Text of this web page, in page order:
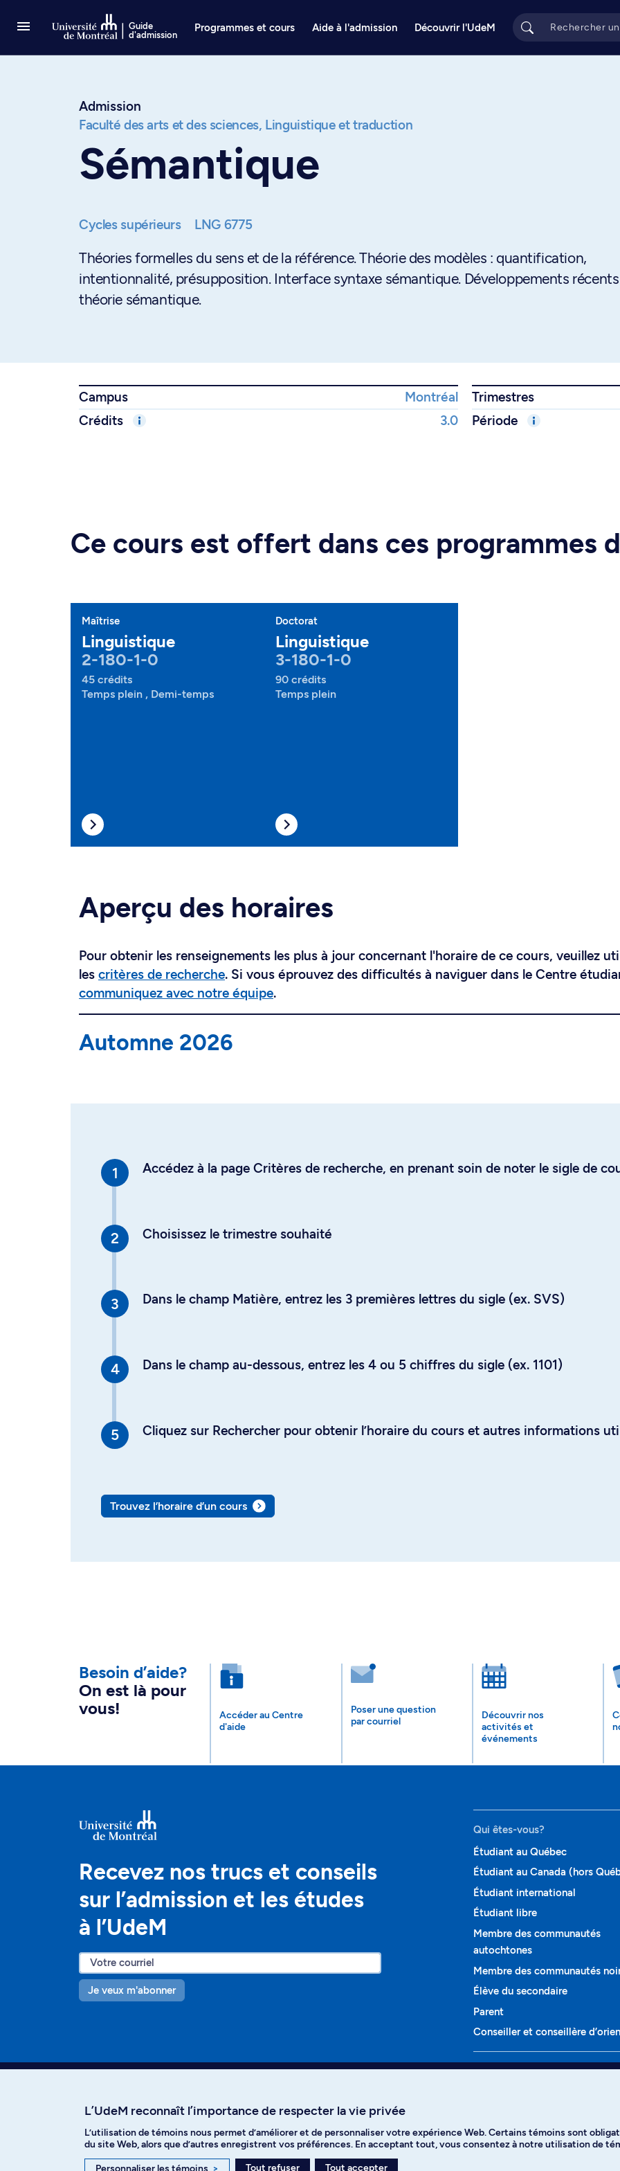
Guide
d'admission
Programmes et cours Aide à l'admission Découvrir l'UdeM
Admission
Faculté des arts et des sciences, Linguistique et traduction
Sémantique
Cycles supérieurs LNG 6775
Théories formelles du sens et de la référence. Théorie des modèles : quantification,
intentionnalité, présupposition. Interface syntaxe sémantique. Développements
théorie sémantique.
Campus Montréal
Trimestres
Crédits
3.0 Période
Ce cours est offert dans ces programmes
Maîtrise
Linguistique
2-180-1-0
45 crédits
Temps plein , Demi-temps
Doctorat
Linguistique
3-180-1-0
90 crédits
Temps plein
Aperçu des horaires
Pour obtenir les renseignements les plus à jour concernant l'horaire de ce cours, veuillez
les critères de recherche. Si vous éprouvez des difficultés à naviguer dans le Centre
communiquez avec notre équipe.
Automne 2026
Accédez à la page Critères de recherche, en prenant soin de noter le sigle de
Choisissez le trimestre souhaité
Dans le champ Matière, entrez les 3 premières lettres du sigle (ex. SVS)
Dans le champ au-dessous, entrez les 4 ou 5 chiffres du sigle (ex. 1101)
Cliquez sur Rechercher pour obtenir l’horaire du cours et autres informations
Trouvez l’horaire d’un cours
Besoin d’aide?
On est là pour
vous!
Accéder au Centre
d'aide
Poser une question
par courriel
Découvrir nos
activités et
événements
Recevez nos trucs et conseils
sur l’admission et les études
à l’UdeM
Je veux m'abonner
Qui êtes-vous?
Étudiant au Québec
Étudiant au Canada (hors
Étudiant international
Étudiant libre
Membre des communautés
autochtones
Membre des communautés
Élève du secondaire
Parent
Conseiller et conseillère
Programmes et cours
Facebook Instagram TikTok YouTube Spotify
L’UdeM reconnaît l’importance de respecter la vie privée
L’utilisation de témoins nous permet d’améliorer et de personnaliser votre expérience Web. Certains témoins sont
du site Web, alors que d’autres enregistrent vos préférences. En acceptant tout, vous consentez à notre utilisation de
Personnaliser les témoins > Tout refuser Tout accepter